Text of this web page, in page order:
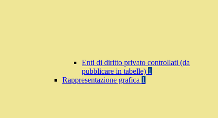
Enti di diritto privato controllati (da
pubblicare in tabelle) 1
Rappresentazione grafica 1